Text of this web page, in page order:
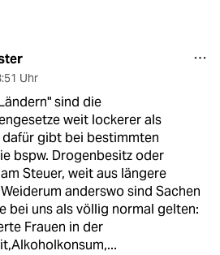
Uhr
sind die
weit lockerer als
dafür gibt bei bestimmten
bspw. Drogenbesitz oder
Steuer, weit aus längere
anderswo sind Sachen
bei uns als völlig normal gelten:
Frauen in der